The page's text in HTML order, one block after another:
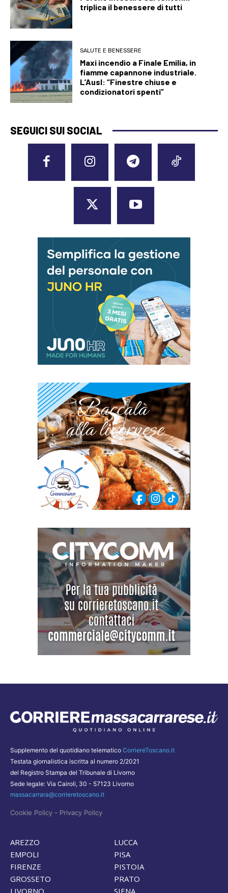
triplica il benessere di tutti
SALUTE E BENESSERE
Maxi incendio a Finale Emilia, in
fiamme capannone industriale.
L’Ausl: “Finestre chiuse e
condizionatori spenti”
SEGUICI SUI SOCIAL
Supplemento del quotidiano telematico CorriereToscano.it
Testata giornalistica iscritta al numero 2/2021
del Registro Stampa del Tribunale di Livorno
Sede legale: Via Cairoli, 30 - 57123 Livorno
massacarrara@corrieretoscano.it
Cookie Policy - Privacy Policy
AREZZO
EMPOLI
FIRENZE
GROSSETO
LUCCA
PISA
PISTOIA
PRATO